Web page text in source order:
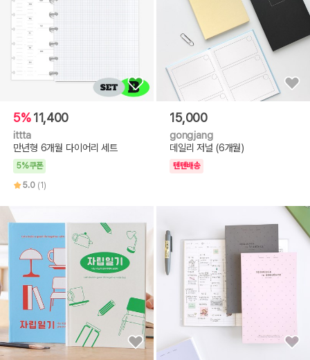
5% 11,400
ittta
만년형 6개월 다이어리 세트
5%쿠폰
5.0 (1)
15,000
gongjang
데일리 저널 (6개월)
텐텐배송